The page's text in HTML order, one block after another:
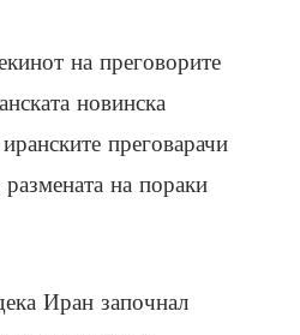
на преговорите
новинска
преговарачи
на пораки
Иран започнал